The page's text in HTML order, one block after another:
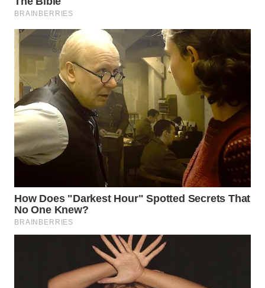
DEPOK
TAPANULI
UTARA
WN
SAMOSIR
LAWAS
WN
SUMEDANG
CIANJUR